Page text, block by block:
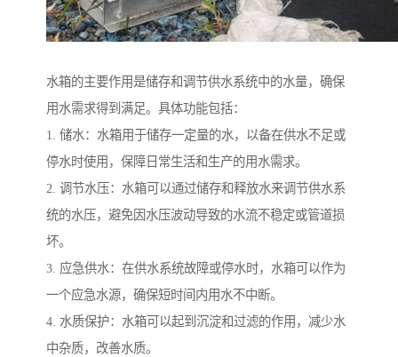
水箱的主要作用是储存和调节供水系统中的水量，确保
用水需求得到满足。具体功能包括：
1. 储水：水箱用于储存一定量的水，以备在供水不足或
停水时使用，保障日常生活和生产的用水需求。
2. 调节水压：水箱可以通过储存和释放水来调节供水系
统的水压，避免因水压波动导致的水流不稳定或管道损
坏。
3. 应急供水：在供水系统故障或停水时，水箱可以作为
一个应急水源，确保短时间内用水不中断。
4. 水质保护：水箱可以起到沉淀和过滤的作用，减少水
中杂质，改善水质。